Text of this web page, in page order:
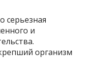
серьезная
и
организм